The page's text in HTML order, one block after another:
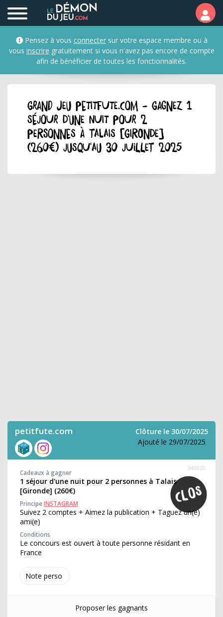
Pensez à vous connectersur votre espace membre ou à
vous inscrire gratuitement si vous n'avez pas encore de compte
afin de bénéficier de toutes les fonctionnalités.
GRAND JEU petitfute.com - Gagnez 1
séjour d'une nuit pour 2
personnes à Talais [Gironde]
(260€) jusqu'au 30 juillet 2025
petitfute.com
Clôture le 30/07/2025
Ajouté le 29/07/2025
Note perso
345920
Cadeaux à gagner
1 séjour d'une nuit pour 2 personnes à Talais
[Gironde] (260€)
PrincipeINSTAGRAM
Suivez 2 comptes + Aimez la publication + Taguez un(e)
ami(e)
Conditions
Le concours est ouvert à toute personne résidant en
France
Proposer les gagnants